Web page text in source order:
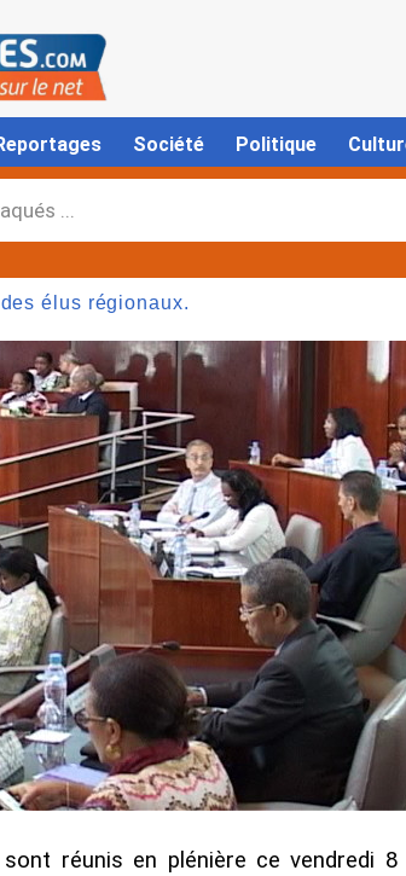
Société Politique
élus régionaux.
réunis en plénière ce vendredi